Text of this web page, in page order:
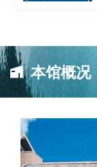
本馆概况